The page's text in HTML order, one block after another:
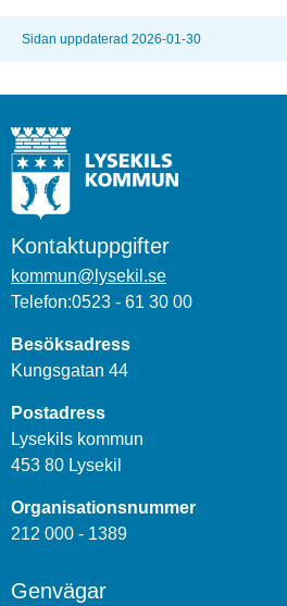
Sidan uppdaterad 2026-01-30
Kontaktuppgifter
kommun@lysekil.se
Telefon:0523 - 61 30 00
Besöksadress
Kungsgatan 44
Postadress
Lysekils kommun
453 80 Lysekil
Organisationsnummer
212 000 - 1389
Genvägar